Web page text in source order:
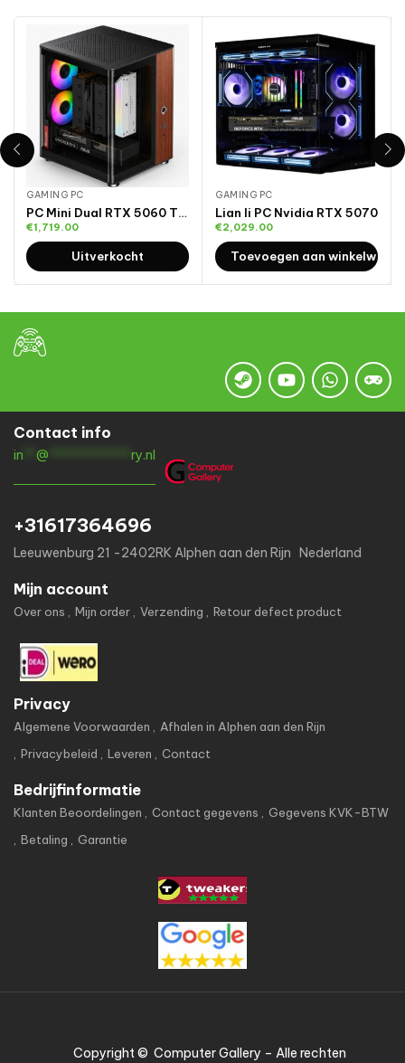
GAMING PC
PC Mini Dual RTX 5060 Ti 16GB
€1,719.00
Uitverkocht
GAMING PC
Lian li PC Nvidia RTX 5070
€2,029.00
Toevoegen aan
Contact info
in @ ry.nl
+31617364696
Leeuwenburg 21 -2402RK Alphen aan den Rijn Nederland
Mijn account
Over ons Mijn order Verzending Retour defect product
Privacy
Algemene Voorwaarden
Afhalen in Alphen aan den Rijn
Privacybeleid
Leveren Contact
Bedrijfinformatie
Klanten Beoordelingen Contact gegevens
Gegevens KVK-BTW
Betaling
Garantie
Copyright © Computer Gallery – Alle rechten